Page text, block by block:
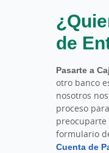
de
Pasarte a
otro banco
nosotros
proceso
preocuparte
formulario
Cuenta de